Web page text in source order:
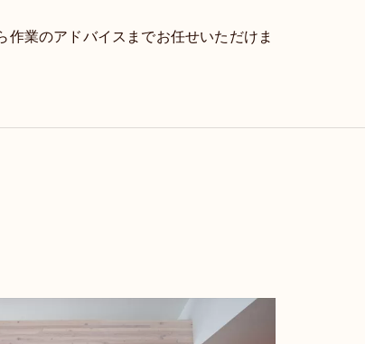
業のアドバイスまでお任せいただけま